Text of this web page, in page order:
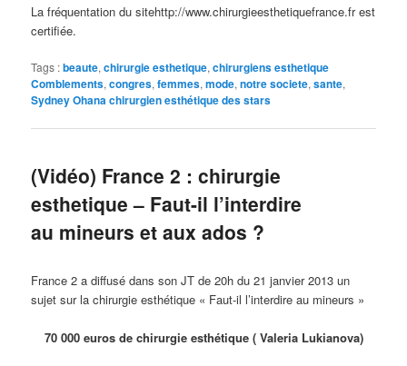
La fréquentation du sitehttp://www.chirurgieesthetiquefrance.fr est
certifiée.
Tags :beaute,chirurgie esthetique,chirurgiens esthetique
Comblements,congres,femmes,mode,notre societe,sante,
Sydney Ohana chirurgien esthétique des stars
(Vidéo) France 2 : chirurgie
esthetique – Faut-il l’interdire
au mineurs et aux ados ?
France 2 a diffusé dans son JT de 20h du 21 janvier 2013 un
sujet sur la chirurgie esthétique « Faut-il l’interdire au mineurs »
70 000 euros de chirurgie esthétique ( Valeria Lukianova)